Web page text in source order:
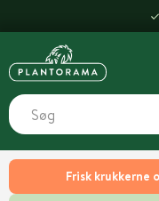
Frisk